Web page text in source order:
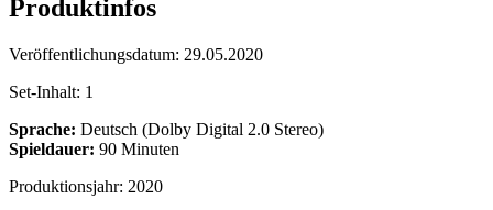
Produktinfos
Veröffentlichungsdatum: 29.05.2020
Set-Inhalt: 1
Sprache: Deutsch (Dolby Digital 2.0 Stereo)
Spieldauer: 90 Minuten
Produktionsjahr: 2020